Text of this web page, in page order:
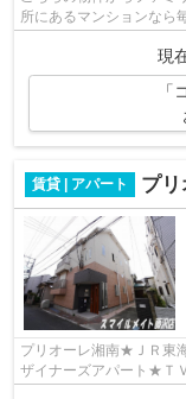
所にあるマンションなら
現
「
賃貸 | アパート プリオ
プリオーレ湘南★ＪＲ東
ザイナーズアパート★Ｔ